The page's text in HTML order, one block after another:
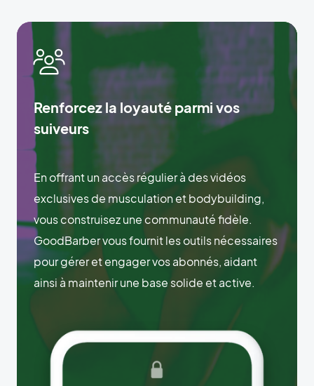
Renforcez la loyauté parmi vos
suiveurs
En offrant un accès régulier à des vidéos
exclusives de musculation et bodybuilding,
vous construisez une communauté fidèle.
GoodBarber vous fournit les outils nécessaires
pour gérer et engager vos abonnés, aidant
ainsi à maintenir une base solide et active.